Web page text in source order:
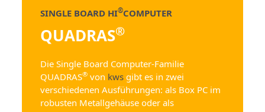
SINGLE BOARD HI®COMPUTER
QUADRAS®
Die Single Board Computer-Familie
QUADRAS® von kws gibt es in zwei
verschiedenen Ausführungen: als Box PC im
robusten Metallgehäuse oder als